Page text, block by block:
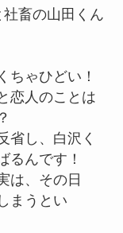
畜の山田くん
ちゃひどい！
恋人のことは
省し、白沢く
るんです！
は、その日
まうとい